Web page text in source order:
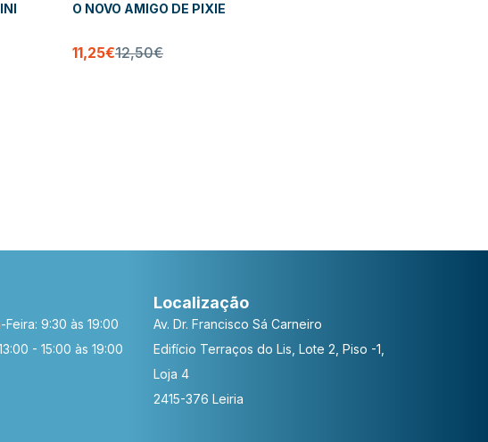
O NOVO AMIGO DE PIXIE
11,25€12,50€
9:30 às 19:00
- 15:00 às 19:00
Localização
Av. Dr. Francisco Sá Carneiro
Edifício Terraços do Lis, Lote 2, Piso -1,
Loja 4
2415-376 Leiria